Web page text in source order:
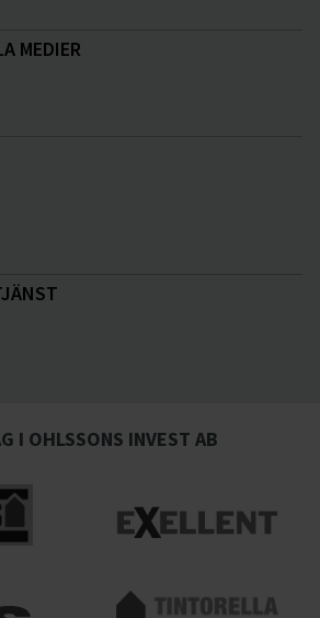
MEDIER
I OHLSSONS INVEST AB